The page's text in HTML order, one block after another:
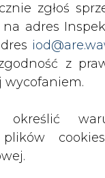
zgłoś
adres
z
wycofaniem.
newslettera